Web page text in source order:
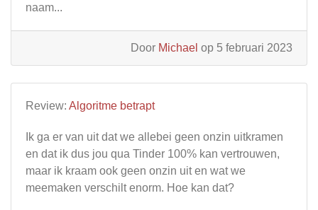
naam...
Door Michael op 5 februari 2023
Review: Algoritme betrapt
Ik ga er van uit dat we allebei geen onzin uitkramen
en dat ik dus jou qua Tinder 100% kan vertrouwen,
maar ik kraam ook geen onzin uit en wat we
meemaken verschilt enorm. Hoe kan dat?